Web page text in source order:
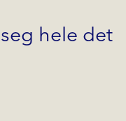
hele det